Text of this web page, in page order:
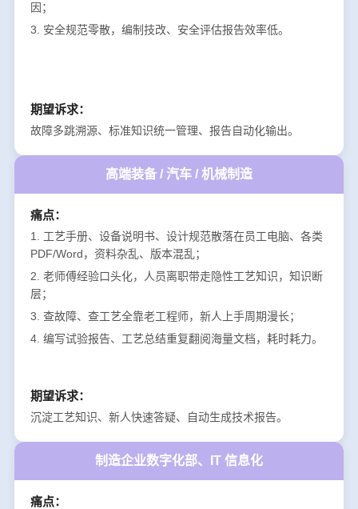
因；
3. 安全规范零散，编制技改、安全评估报告效率低。
期望诉求：
故障多跳溯源、标准知识统一管理、报告自动化输出。
高端装备 / 汽车 / 机械制造
痛点：
1. 工艺手册、设备说明书、设计规范散落在员工电脑、各类
PDF/Word，资料杂乱、版本混乱；
2. 老师傅经验口头化，人员离职带走隐性工艺知识，知识断
层；
3. 查故障、查工艺全靠老工程师，新人上手周期漫长；
4. 编写试验报告、工艺总结重复翻阅海量文档，耗时耗力。
期望诉求：
沉淀工艺知识、新人快速答疑、自动生成技术报告。
制造企业数字化部、IT 信息化
痛点：